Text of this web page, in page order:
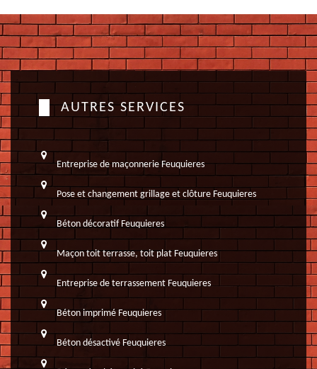
AUTRES SERVICES
Entreprise de maçonnerie Feuquieres
Pose et changement grillage et clôture Feuquieres
Béton décoratif Feuquieres
Maçon toit terrasse, toit plat Feuquieres
Entreprise de terrassement Feuquieres
Béton imprimé Feuquieres
Béton désactivé Feuquieres